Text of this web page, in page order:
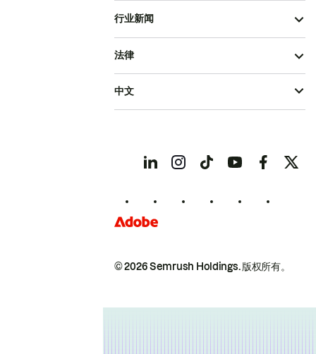
行业新闻
© 2026 Semrush Holdings.版权所有。
法律
中文